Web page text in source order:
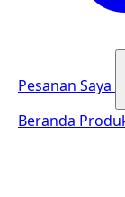
Pesanan Saya
Beranda